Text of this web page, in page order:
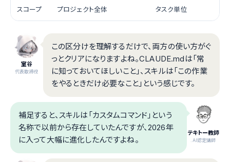
スコープ プロジェクト全体 タスク単位
室谷
代表取締役
この区分けを理解するだけで、両方の使い方がぐ
っとクリアになりますよね。CLAUDE.mdは「常
に知っておいてほしいこと」、スキルは「この作業
をやるときだけ必要なこと」という感じです。
テキトー教師
.AI認定講師
補足すると、スキルは「カスタムコマンド」という
名称で以前から存在していたんですが、2026年
に入って大幅に進化したんですよね。